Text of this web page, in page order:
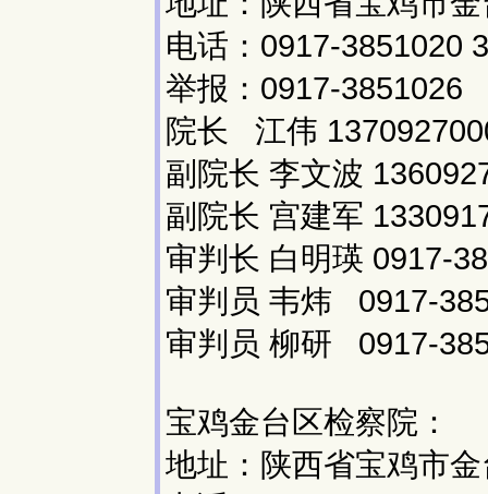
电话：0917-3851020
举报：0917-3851026
院长 江伟
副院长 李文波
副院长 宫建军
审判长 白明瑛 0917-
审判员 韦炜 0917-
审判员 柳研 0917-
宝鸡金台区检察院：
地址：陕西省宝鸡市